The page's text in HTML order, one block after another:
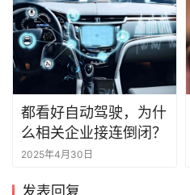
都看好自动驾驶，为什
么相关企业接连倒闭？
2025年4月30日